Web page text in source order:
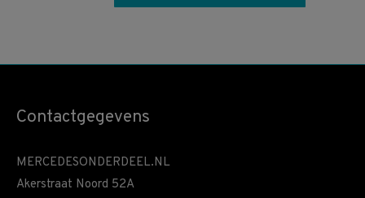
Contactgegevens
MERCEDESONDERDEEL.NL
Akerstraat Noord 52A